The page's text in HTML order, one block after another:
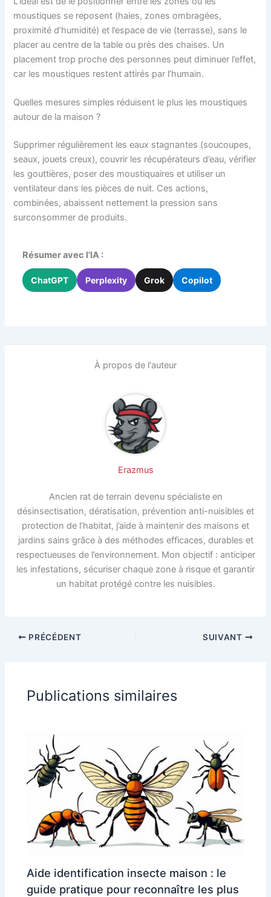
moustiques se reposent (haies, zones ombragées,
proximité d’humidité) et l’espace de vie (terrasse), sans le
placer au centre de la table ou près des chaises. Un
placement trop proche des personnes peut diminuer l’effet,
car les moustiques restent attirés par l’humain.
Quelles mesures simples réduisent le plus les moustiques
autour de la maison ?
Supprimer régulièrement les eaux stagnantes (soucoupes,
seaux, jouets creux), couvrir les récupérateurs d’eau, vérifier
les gouttières, poser des moustiquaires et utiliser un
ventilateur dans les pièces de nuit. Ces actions,
combinées, abaissent nettement la pression sans
surconsommer de produits.
Résumer avec l'IA :
ChatGPT Perplexity Grok Copilot
À propos de l'auteur
Erazmus
Ancien rat de terrain devenu spécialiste en
désinsectisation, dératisation, prévention anti-nuisibles et
protection de l’habitat, j’aide à maintenir des maisons et
jardins sains grâce à des méthodes efficaces, durables et
respectueuses de l’environnement. Mon objectif : anticiper
les infestations, sécuriser chaque zone à risque et garantir
un habitat protégé contre les nuisibles.
PRÉCÉDENT SUIVANT
Publications similaires
Aide identification insecte maison : le
guide pratique pour reconnaître les plus